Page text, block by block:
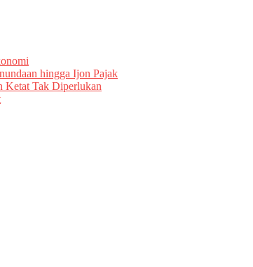
hingga Ijon Pajak
Ketat Tak Diperlukan